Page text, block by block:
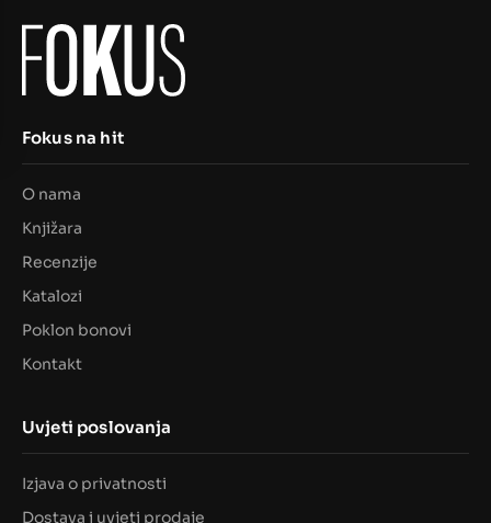
Fokus na hit
O nama
Knjižara
Recenzije
Katalozi
Poklon bonovi
Kontakt
Uvjeti poslovanja
Izjava o privatnosti
Dostava i uvjeti prodaje